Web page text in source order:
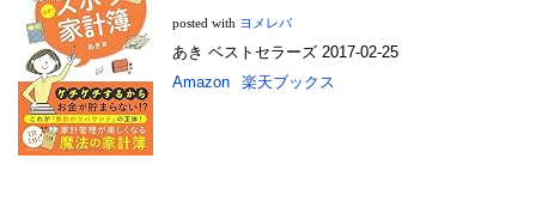
posted with ヨメレバ
あき ベストセラーズ 2017-02-25
Amazon
楽天ブックス